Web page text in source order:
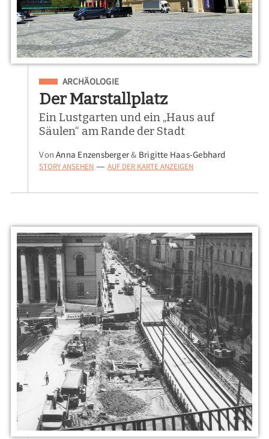
Eingeordnet unter
ARCHÄOLOGIE
Der Marstallplatz
Ein Lustgarten und ein „Haus auf
Säulen“ am Rande der Stadt
VonAnna Enzensberger& Brigitte Haas-Gebhard
STORY ANSEHEN — AUF DER KARTE ANZEIGEN